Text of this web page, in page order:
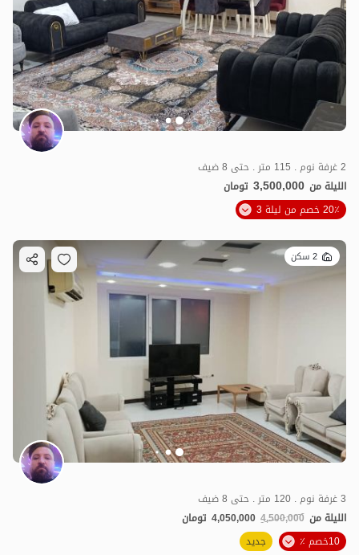
2 غرفة نوم . 115 متر . حتى 8 ضيف
الليلة من 3,500,000 تومان
20٪ خصم من ليلة 3
2 سكن
3 غرفة نوم . 120 متر . حتى 8 ضيف
الليلة من 4,500,000
4,050,000 تومان
10خصم ٪
جديد